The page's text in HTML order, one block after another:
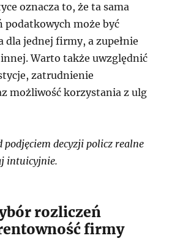
oznacza to, że ta sama
podatkowych może być
dla jednej firmy, a zupełnie
Warto także uwzględnić
zatrudnienie
możliwość korzystania z ulg
podjęciem decyzji policz realne
intuicyjnie.
rozliczeń
firmy